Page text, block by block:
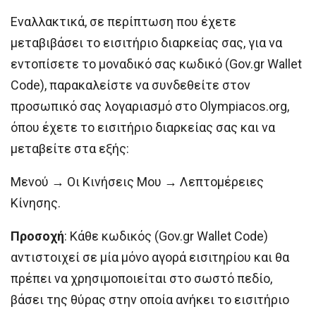
Εναλλακτικά, σε περίπτωση που έχετε
μεταβιβάσει το εισιτήριο διαρκείας σας, για να
εντοπίσετε το μοναδικό σας κωδικό (Gov.gr Wallet
Code), παρακαλείστε να συνδεθείτε στον
προσωπικό σας λογαριασμό στο Olympiacos.org,
όπου έχετε το εισιτήριο διαρκείας σας και να
μεταβείτε στα εξής:
Μενού → Οι Κινήσεις Μου → Λεπτομέρειες
Κίνησης.
Προσοχή: Κάθε κωδικός (Gov.gr Wallet Code)
αντιστοιχεί σε μία μόνο αγορά εισιτηρίου και θα
πρέπει να χρησιμοποιείται στο σωστό πεδίο,
βάσει της θύρας στην οποία ανήκει το εισιτήριο